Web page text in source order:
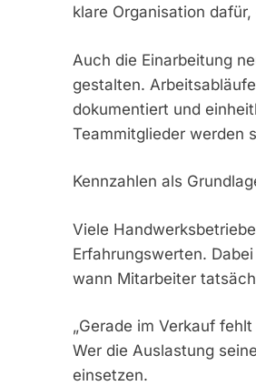
klare Organisation
Auch die Einarbeitung
gestalten.
dokumentiert und
Teammitglieder werden
Kennzahlen als
Viele
Erfahrungswerten.
wann Mitarbeiter
„Gerade im Verkauf
Wer die Auslastung
einsetzen.